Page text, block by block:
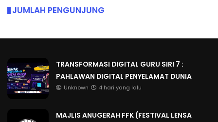
JUMLAH PENGUNJUNG
TRANSFORMASI DIGITAL GURU SIRI 7 :
PAHLAWAN DIGITAL PENYELAMAT DUNIA
Unknown 4 hari yang lalu
MAJLIS ANUGERAH FFK (FESTIVAL LENSA